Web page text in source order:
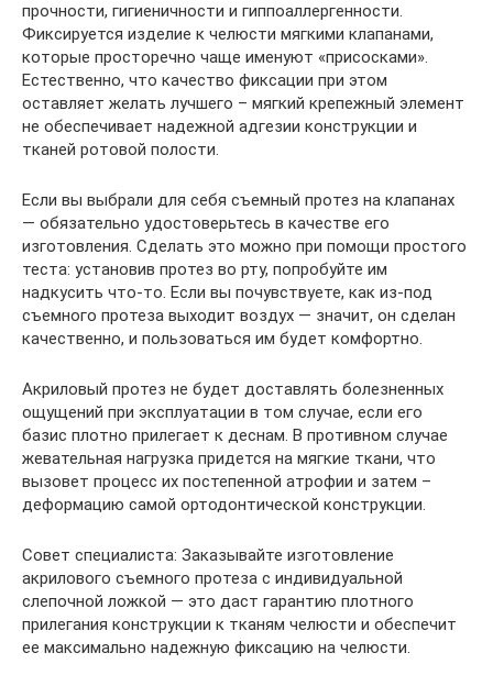
прочности, гигиеничности и гиппоаллергенности.
Фиксируется изделие к челюсти мягкими клапанами,
которые просторечно чаще именуют «присосками».
Естественно, что качество фиксации при этом
оставляет желать лучшего – мягкий крепежный элемент
не обеспечивает надежной адгезии конструкции и
тканей ротовой полости.
Если вы выбрали для себя съемный протез на клапанах
— обязательно удостоверьтесь в качестве его
изготовления. Сделать это можно при помощи простого
теста: установив протез во рту, попробуйте им
надкусить что-то. Если вы почувствуете, как из-под
съемного протеза выходит воздух — значит, он сделан
качественно, и пользоваться им будет комфортно.
Акриловый протез не будет доставлять болезненных
ощущений при эксплуатации в том случае, если его
базис плотно прилегает к деснам. В противном случае
жевательная нагрузка придется на мягкие ткани, что
вызовет процесс их постепенной атрофии и затем –
деформацию самой ортодонтической конструкции.
Совет специалиста: Заказывайте изготовление
акрилового съемного протеза с индивидуальной
слепочной ложкой — это даст гарантию плотного
прилегания конструкции к тканям челюсти и обеспечит
ее максимально надежную фиксацию на челюсти.